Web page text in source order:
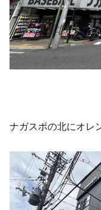
ナガスポの北にオレ